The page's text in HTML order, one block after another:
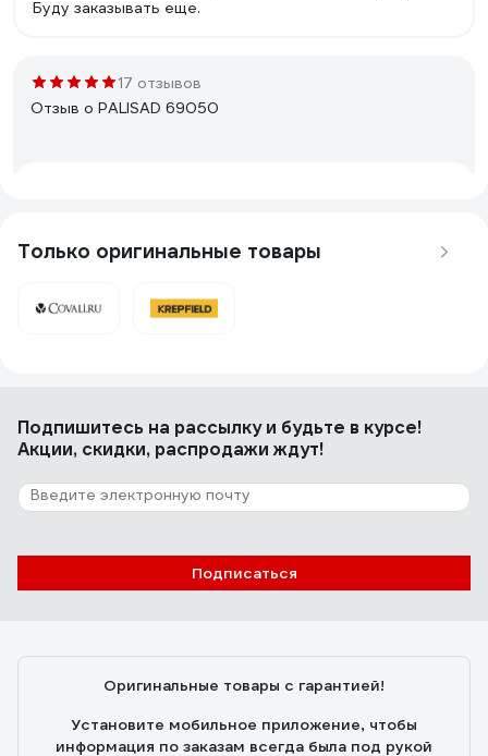
Буду заказывать еще.
17 отзывов
Отзыв о PALISAD 69050
4 отзыва
Отзыв о ESSE CHO 543 CC
Красиво выполнен, надежная конструкция
Только оригинальные товары
Подпишитесь на рассылкуи будьте в курсе!
Акции, скидки, распродажи ждут!
Подписаться
Оригинальные товары с гарантией!
Установите мобильное приложение, чтобы
информация по заказам всегда была под рукой